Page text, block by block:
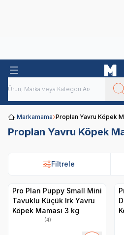
Markamama Proplan Yavru Köpek
Proplan Yavru Köpek
Filtrele
Pro Plan Puppy Small Mini
Tavuklu Küçük Irk Yavru
Köpek Maması 3 kg
(4)